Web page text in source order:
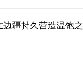
疆持久营造温饱之